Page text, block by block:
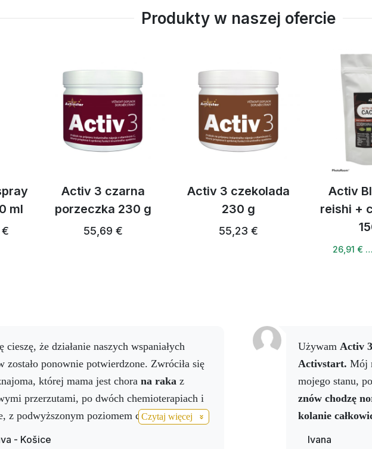
Produkty w naszej ofercie
ml
€
Activ 3 czarna
porzeczka 230 g
55,69 €
Activ 3 czekolada
230 g
55,23 €
Activ
reishi +
26,91 €
zostało ponownie potwierdzone. Zwróciła się
której mama jest chora na raka z
przerzutami, po dwóch chemioterapiach i
z podwyższonym poziomem cukru i złymi
krwi. Poleciłem jej kapsułki
Czytaj więcej
- Košice
Używam Activ
Activstart. Mój
mojego stanu,
znów chodzę
kolanie
wykonać o
Ivana